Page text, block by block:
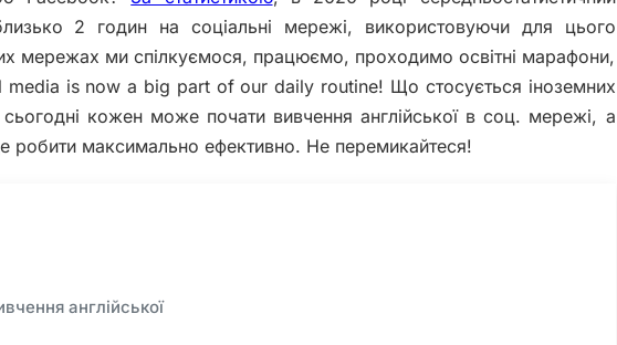
2 годин на соціальні мережі, використовуючи для цього
мережах ми спілкуємося, працюємо, проходимо освітні марафони,
media is now a big part of our daily routine! Що стосується іноземних
кожен може почати вивчення англійської в соц. мережі, а
робити максимально ефективно. Не перемикайтеся!
англійської